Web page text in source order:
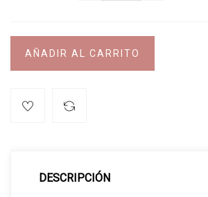
AÑADIR AL CARRITO
DESCRIPCIÓN